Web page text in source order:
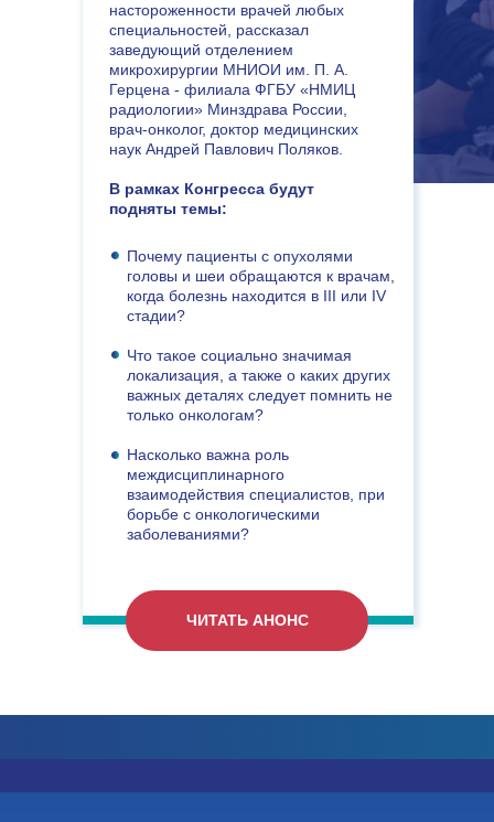
настороженности врачей любых
специальностей, рассказал
заведующий отделением
микрохирургии МНИОИ им. П. А.
Герцена - филиала ФГБУ «НМИЦ
радиологии» Минздрава России,
врач-онколог, доктор медицинских
наук Андрей Павлович Поляков.
В рамках Конгресса будут
подняты темы:
ЧИТАТЬ АНОНС
Почему пациенты с опухолями
головы и шеи обращаются к врачам,
когда болезнь находится в III или IV
стадии?
Что такое социально значимая
локализация, а также о каких других
важных деталях следует помнить не
только онкологам?
Насколько важна роль
междисциплинарного
взаимодействия специалистов, при
борьбе с онкологическими
заболеваниями?